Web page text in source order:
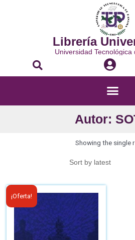
Librería
Universidad Tecnológica
Autor:
Showing the single
¡Oferta!